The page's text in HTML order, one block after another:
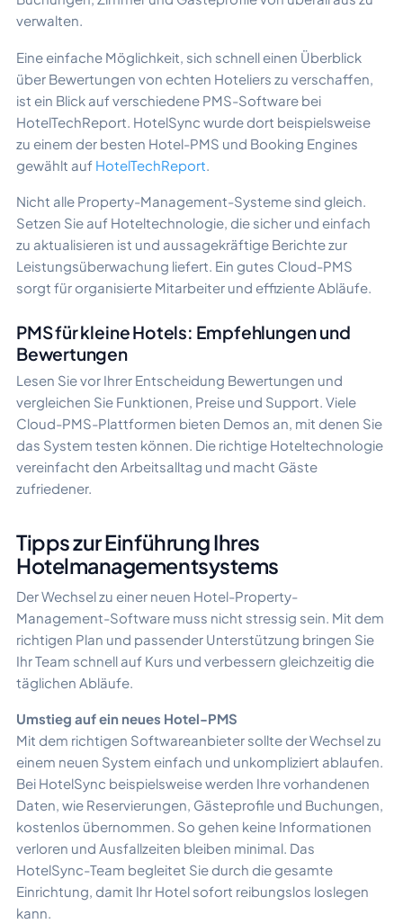
verwalten.
Eine einfache Möglichkeit, sich schnell einen Überblick
über Bewertungen von echten Hoteliers zu verschaffen,
ist ein Blick auf verschiedene PMS-Software bei
HotelTechReport. HotelSync wurde dort beispielsweise
zu einem der besten Hotel-PMS und Booking Engines
gewählt auf HotelTechReport
Nicht alle Property-Management-Systeme sind gleich.
Setzen Sie auf Hoteltechnologie, die sicher und einfach
zu aktualisieren ist und aussagekräftige Berichte zur
Leistungsüberwachung liefert. Ein gutes Cloud-PMS
sorgt für organisierte Mitarbeiter und effiziente Abläufe.
PMS für kleine Hotels: Empfehlungen und
Bewertungen
Lesen Sie vor Ihrer Entscheidung Bewertungen und
vergleichen Sie Funktionen, Preise und Support. Viele
Cloud-PMS-Plattformen bieten Demos an, mit denen Sie
das System testen können. Die richtige Hoteltechnologie
vereinfacht den Arbeitsalltag und macht Gäste
zufriedener.
Tipps zur Einführung Ihres
Hotelmanagementsystems
Der Wechsel zu einer neuen Hotel-Property-
Management-Software muss nicht stressig sein. Mit dem
richtigen Plan und passender Unterstützung bringen Sie
Ihr Team schnell auf Kurs und verbessern gleichzeitig die
täglichen Abläufe.
Umstieg auf ein neues Hotel-PMS
Mit dem richtigen Softwareanbieter sollte der Wechsel zu
einem neuen System einfach und unkompliziert ablaufen.
Bei HotelSync beispielsweise werden Ihre vorhandenen
Daten, wie Reservierungen, Gästeprofile und Buchungen,
kostenlos übernommen. So gehen keine Informationen
verloren und Ausfallzeiten bleiben minimal. Das
HotelSync-Team begleitet Sie durch die gesamte
Einrichtung, damit Ihr Hotel sofort reibungslos loslegen
kann.